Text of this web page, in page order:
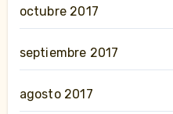
octubre 2017
septiembre 2017
agosto 2017